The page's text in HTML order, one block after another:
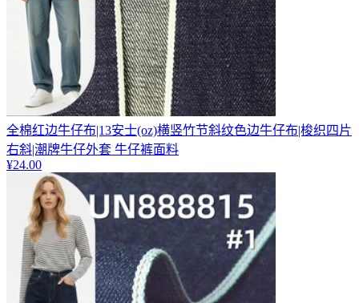
全棉红边牛仔布|13安士(oz)横竖竹节斜纹色边牛仔布|梭织四片
右斜|潮牌牛仔外套 牛仔裤面料
¥24.00